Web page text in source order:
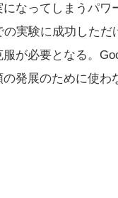
なってしまうパワ
実験に成功した
が必要となる。
発展のために使